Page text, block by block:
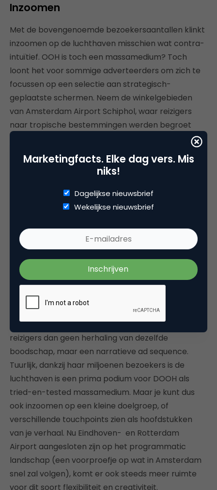
Inzoomen
Met de bovengenoemde bezoekersaantallen klinkt
inzoomen op de luchthaven misschien wat contra-
intuïtief. OOH is toch een massamedium? Toch
loont het voor sommige adverteerders om zich te
focussen op een selectie aan strategisch-
geplaatste schermen. Neem de winkelgebieden
van Amsterdam Airport Schiphol, waar reizigers
naar tropische bestemmingen werden begroet
met dynamische advertenties voor zonnebrillen.
Locatie, vluchtinformatie en looproute van
passagiers liggen hierbij het meest voor de hand.
adverteerder je creativiteit loslaten op jouw
inhakers. Wat dacht je van het weer,
Netflixseries?
Een vloeiend verhaal vertellen
Met dank aan die voorspelbare looproute, kunnen
slimme adverteerders de vele touchpoints van de
luchthaven gebruiken om een verhaal te vertellen.
Onderweg van de vertrekhal naar gate, zien
reizigers dan geen herhaling van dezelfde
boodschap, maar een narratieve ad sequence.
Tuurlijk, dankzij haar miljoenen bezoekers is de
luchthaven is een prima podium voor DOOH als
tried-en-tested massamedium. Maar je kunt dus
ook inzoomen op een kleine doelgroep, of
verschillende touchpoints zien als hoofdstukken
van je verhaal. Nu Eindhoven- en Rotterdam
Airport aangesloten zijn op het programmatic
landschap (een voorproefje op wat in Amsterdam
snel zal volgen), komt er ook steeds meer ruimte
voor dit soort flexibiliteit en creativiteit.
Marketingfacts. Elke dag vers. Mis
niks!
Dagelijkse nieuwsbrief
Wekelijkse nieuwsbrief